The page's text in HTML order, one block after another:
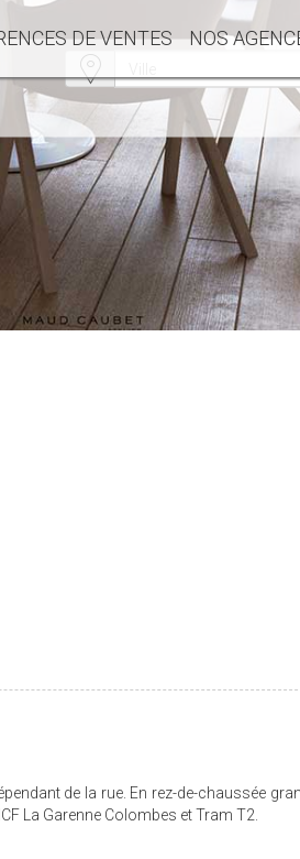
DE VENTES NOS
de la rue. En rez-de-chaussée
La Garenne Colombes et Tram T2.